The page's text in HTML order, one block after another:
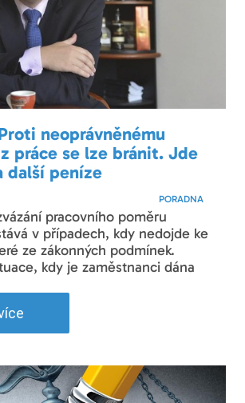
neoprávněnému
práce se lze bránit. Jde
další peníze
PORADNA
pracovního poměru
v případech, kdy nedojde ke
ze zákonných podmínek.
kdy je zaměstnanci dána